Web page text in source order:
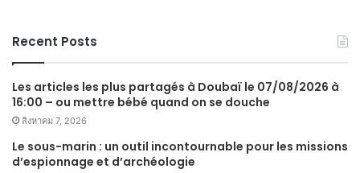
Recent Posts
Les articles les plus partagés à Doubaï le 07/08/2026 à
16:00 – ou mettre bébé quand on se douche
สิงหาคม 7, 2026
Le sous-marin : un outil incontournable pour les missions
d’espionnage et d’archéologie